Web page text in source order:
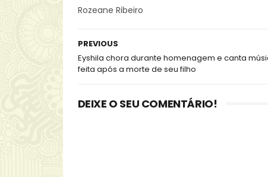
Rozeane Ribeiro
PREVIOUS
Eyshila chora durante homenagem e canta
feita após a morte de seu filho
DEIXE O SEU COMENTÁRIO!